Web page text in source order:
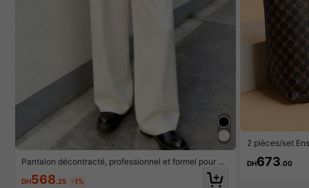
Pantalon décontracté, professionnel et formel pour ho
mmes, pantalon de costume minimaliste et polyvalent
à la mode
DH568.25 -1%
2 pièces/set
le à motif
nde capacité
DH673.00